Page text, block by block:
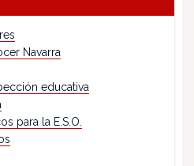
Navarra
educativa
para la E.S.O.